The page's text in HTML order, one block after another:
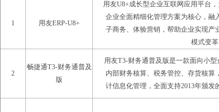
1 用友ERP-U8+
用友U8+成长型企业互联网应用平台
企业全面精细化管理方案为核心，融
子商务、体验营销，帮助企业实现产
模式变
2
畅捷通T3-财务通普及
版
用友T3-财务通普及版是一款面向小
内部财务核算、税务管控、存货核
计信息化管理，全面支持2013年颁